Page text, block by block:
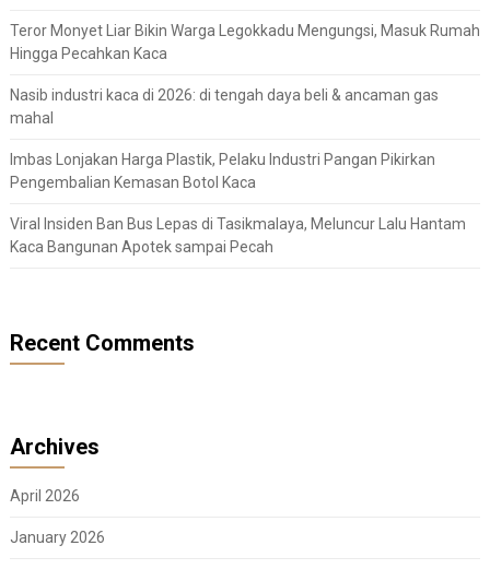
Teror Monyet Liar Bikin Warga Legokkadu Mengungsi, Masuk Rumah
Hingga Pecahkan Kaca
Nasib industri kaca di 2026: di tengah daya beli & ancaman gas
mahal
Imbas Lonjakan Harga Plastik, Pelaku Industri Pangan Pikirkan
Pengembalian Kemasan Botol Kaca
Viral Insiden Ban Bus Lepas di Tasikmalaya, Meluncur Lalu Hantam
Kaca Bangunan Apotek sampai Pecah
Recent Comments
Archives
April 2026
January 2026